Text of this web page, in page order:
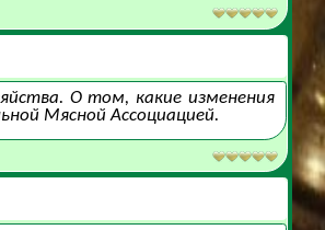
О том, какие изменения
Мясной Ассоциацией.